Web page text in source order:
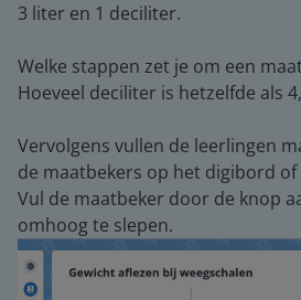
3 liter en 1 deciliter.
Welke stappen zet je om een
Hoeveel deciliter is hetzelfde als
Vervolgens vullen de leerlingen
de maatbekers op het digibord
Vul de maatbeker door de knop
omhoog te slepen.